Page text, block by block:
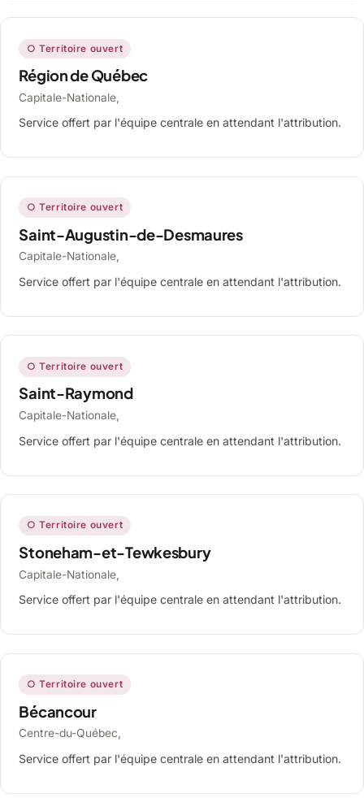
○ Territoire ouvert
Région de Québec
Capitale-Nationale,
Service offert par l'équipe centrale en attendant l'attribution.
○ Territoire ouvert
Saint-Augustin-de-Desmaures
Capitale-Nationale,
Service offert par l'équipe centrale en attendant l'attribution.
○ Territoire ouvert
Saint-Raymond
Capitale-Nationale,
Service offert par l'équipe centrale en attendant l'attribution.
○ Territoire ouvert
Stoneham-et-Tewkesbury
Capitale-Nationale,
Service offert par l'équipe centrale en attendant l'attribution.
○ Territoire ouvert
Bécancour
Centre-du-Québec,
Service offert par l'équipe centrale en attendant l'attribution.